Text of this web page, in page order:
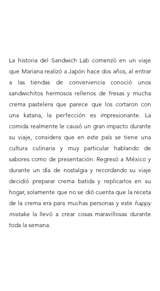
La historia del Sandwich Lab comenzó en un viaje
que Mariana realizó a Japón hace dos años, al entrar
a las tiendas de conveniencia conoció unos
sandwichitos hermosos rellenos de fresas y mucha
crema pastelera que parece que los cortaron con
una katana, la perfección es impresionante. La
comida realmente le causó un gran impacto durante
su viaje, considera que en este país se tiene una
cultura culinaria y muy particular hablando de
sabores como de presentación. Regresó a México y
durante un día de nostalgia y recordando su viaje
decidió preparar crema batida y replicarlos en su
hogar, solamente que no se dió cuenta que la receta
de la crema era para muchas personas y este happy
mistake la llevó a crear cosas maravillosas durante
toda la semana.